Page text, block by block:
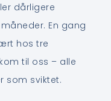
dårligere
En gang
hos tre
til oss – alle
som sviktet.